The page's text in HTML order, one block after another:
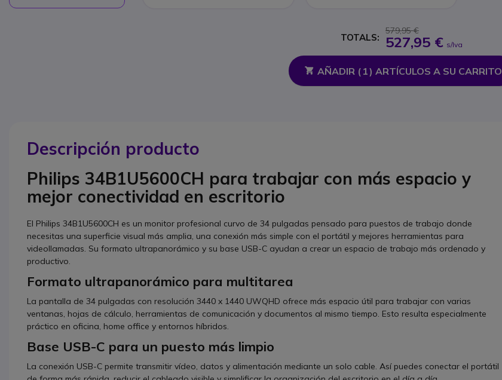
TOTALS:
579,95 €
527,95 € s/Iva
AÑADIR ( 1) ARTÍCULOS A SU CARRITO
Descripción producto
Philips 34B1U5600CH para trabajar con más espacio y
mejor conectividad en escritorio
El Philips 34B1U5600CH es un monitor profesional curvo de 34 pulgadas pensado para puestos de trabajo donde
necesitas una superficie visual más amplia, una conexión más simple con el portátil y mejores herramientas para
videollamadas. Su formato ultrapanorámico y su base USB-C ayudan a crear un espacio de trabajo más ordenado y
productivo.
Formato ultrapanorámico para multitarea
La pantalla de 34 pulgadas con resolución 3440 x 1440 UWQHD ofrece más espacio útil para trabajar con varias
ventanas, hojas de cálculo, herramientas de comunicación y documentos al mismo tiempo. Esto resulta especialmente
práctico en oficina, home office y entornos híbridos.
Base USB-C para un puesto más limpio
La conexión USB-C permite transmitir vídeo, datos y alimentación mediante un solo cable. Así puedes conectar el portátil